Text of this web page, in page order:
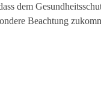
dem
Beachtung